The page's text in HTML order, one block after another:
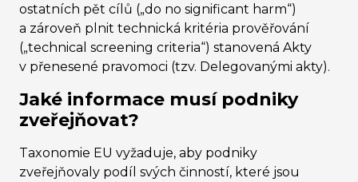
ostatních pět cílů („do no significant harm“)
a zároveň plnit technická kritéria prověřování
(„technical screening criteria“) stanovená Akty
v přenesené pravomoci (tzv. Delegovanými akty).
Jaké informace musí podniky
zveřejňovat?
Taxonomie EU vyžaduje, aby podniky
zveřejňovaly podíl svých činností, které jsou